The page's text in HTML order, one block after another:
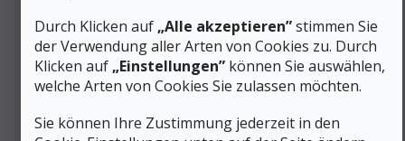
Durch Klicken auf „Alle akzeptieren”stimmen Sie
der Verwendung aller Arten von Cookies zu. Durch
Klicken auf „Einstellungen” können Sie auswählen,
welche Arten von Cookies Sie zulassen möchten.
Sie können Ihre Zustimmung jederzeit in den
Kategorie:
Sportjacken für Damen
EAN:
5053817163760
Aktivität:
Wandern
Membrane
GORE-TEX,Membrane